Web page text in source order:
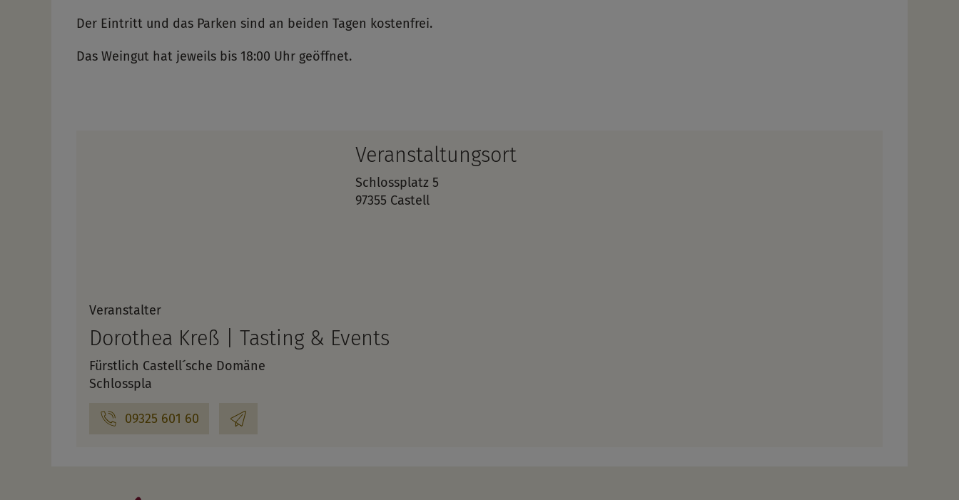
Der Eintritt und das Parken sind an beiden Tagen kostenfrei.
Das Weingut hat jeweils bis 18:00 Uhr geöffnet.
Veranstaltungsort
Schlossplatz 5
97355 Castell
Veranstalter
Dorothea Kreß | Tasting & Events
Fürstlich Castell´sche Domäne
Schlosspla
09325 601 60